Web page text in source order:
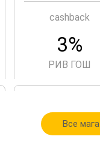
cashback
3%
РИВ ГОШ
Все